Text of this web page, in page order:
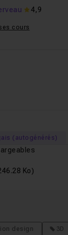
4,9
cours
(autogénérés)
Ko)
design
3D